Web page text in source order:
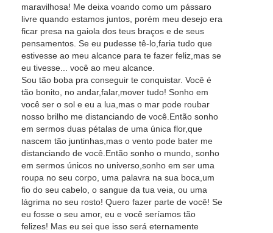
maravilhosa! Me deixa voando como um pássaro
livre quando estamos juntos, porém meu desejo era
ficar presa na gaiola dos teus braços e de seus
pensamentos. Se eu pudesse tê-lo,faria tudo que
estivesse ao meu alcance para te fazer feliz,mas se
eu tivesse... você ao meu alcance.
Sou tão boba pra conseguir te conquistar. Você é
tão bonito, no andar,falar,mover tudo! Sonho em
você ser o sol e eu a lua,mas o mar pode roubar
nosso brilho me distanciando de você.Então sonho
em sermos duas pétalas de uma única flor,que
nascem tão juntinhas,mas o vento pode bater me
distanciando de você.Então sonho o mundo, sonho
em sermos únicos no universo,sonho em ser uma
roupa no seu corpo, uma palavra na sua boca,um
fio do seu cabelo, o sangue da tua veia, ou uma
lágrima no seu rosto! Quero fazer parte de você! Se
eu fosse o seu amor, eu e você seríamos tão
felizes! Mas eu sei que isso será eternamente